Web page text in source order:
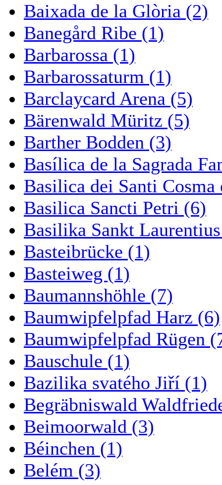
Baixada de la Glòria (2)
Banegård Ribe (1)
Barbarossa (1)
Barbarossaturm (1)
Barclaycard Arena (5)
Bärenwald Müritz (5)
Barther Bodden (3)
Basílica de la Sagrada
Basilica dei Santi
Basilica Sancti Petri (6)
Basilika Sankt
Basteibrücke (1)
Basteiweg (1)
Baumannshöhle (7)
Baumwipfelpfad Harz (6)
Baumwipfelpfad Rügen
Bauschule (1)
Bazilika svatého Jiří (1)
Begräbniswald
Beimoorwald (3)
Béinchen (1)
Belém (3)